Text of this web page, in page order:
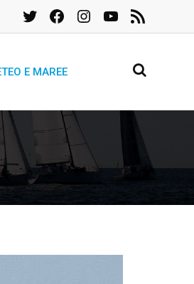
TwitterFacebookInstagramYouTube
Feed
RSS
E MAREE